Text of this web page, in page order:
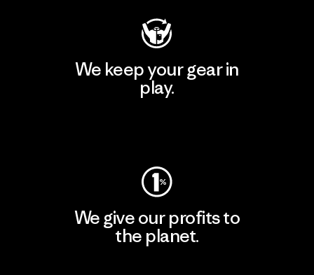
We keep your gear in
play.
We give our profits to
the planet.